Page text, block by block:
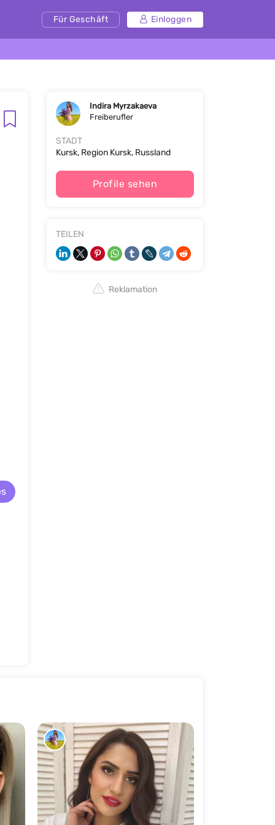
Für Geschäft Einloggen
Indira Myrzakaeva
Freiberufler
STADT
Kursk, Region Kursk, Russland
Profile sehen
TEILEN
Reklamation